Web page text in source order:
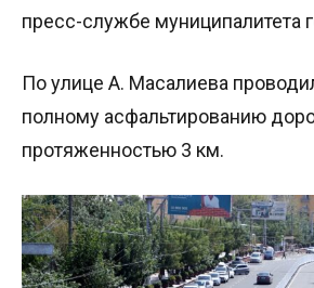
пресс-службе муниципалитета
По улице А. Масалиева
полному асфальтированию
протяженностью 3 км.